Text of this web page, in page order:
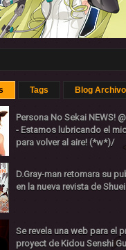
Tags Blog Archivo
Persona No Sekai NEWS!
- Estamos lubricando el
para volver al aire! (*w*)/
D.Gray-man retomara su
en la nueva revista de
Se revela una web para el
proyect de Kidou Senshi